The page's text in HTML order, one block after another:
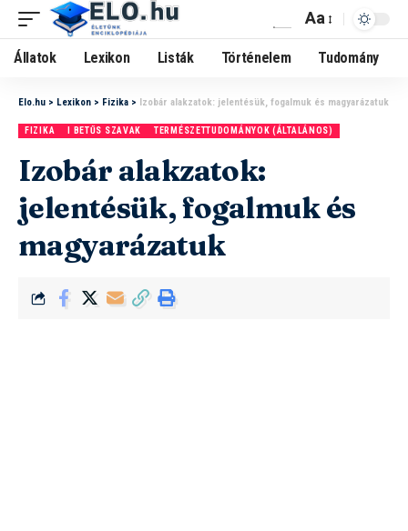
Aa
Állatok Lexikon Listák Történelem Tudomány
Elo.hu > Lexikon > Fizika > Izobár alakzatok: jelentésük, fogalmuk és magyarázatuk
FIZIKA I BETŰS SZAVAK TERMÉSZETTUDOMÁNYOK (ÁLTALÁNOS)
Izobár alakzatok:
jelentésük, fogalmuk és
magyarázatuk